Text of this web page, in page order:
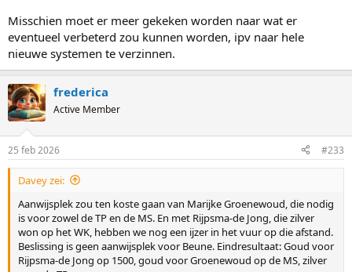
Misschien moet er meer gekeken worden naar wat er
eventueel verbeterd zou kunnen worden, ipv naar hele
nieuwe systemen te verzinnen.
frederica
Active Member
25 feb 2026 #233
Davey zei:
Aanwijsplek zou ten koste gaan van Marijke Groenewoud, die nodig
is voor zowel de TP en de MS. En met Rijpsma-de Jong, die zilver
won op het WK, hebben we nog een ijzer in het vuur op die afstand.
Beslissing is geen aanwijsplek voor Beune. Eindresultaat: Goud voor
Rijpsma-de Jong op 1500, goud voor Groenewoud op de MS, zilver